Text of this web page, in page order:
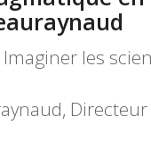
Imaginer les
Directeur